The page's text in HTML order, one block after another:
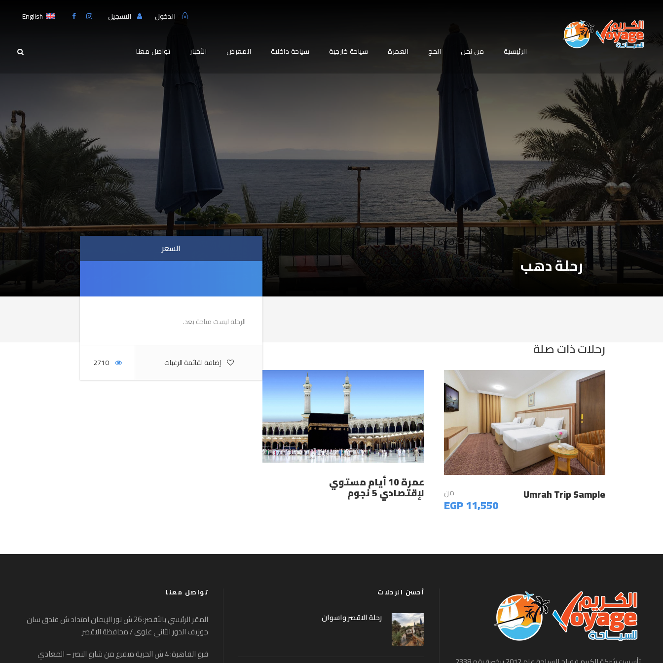
English الدخول التسجيل
الرئيسية من نحن الحج العمرة سياحة خارجية سياحة داخلية المعرض الأخبار تواصل معنا
رحلة دهب
السعر
السعر
الرحلة ليست متاحة بعد.
إضافة لقائمة الرغبات 2710
رحلات ذات صلة
Umrah Trip Sample من
11,550 EGP
عمرة 10 أيام مستوي
لإقتصادي 5 نجوم
أحسن الرحلات
رحلة الاقصر واسوان
تواصل معنا
المقر الرئيسي بالأقصر: 26 ش نور الإيمان امتداد ش فندق سان
جوزيف الدور الثاني علوي / محافظة الاقصر
فرع القاهرة: 4 ش الحرية متفرع من شارع النصر – المعادي